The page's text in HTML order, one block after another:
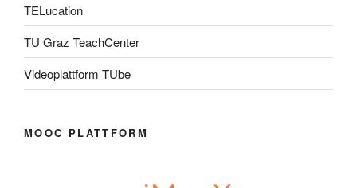
TELucation
TU Graz TeachCenter
Videoplattform TUbe
MOOC PLATTFORM